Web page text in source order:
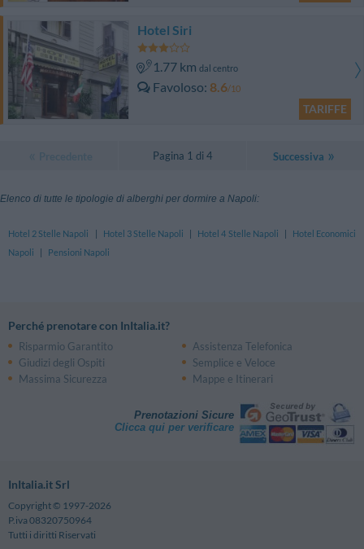
Hotel Siri
1.77 km dal centro
Favoloso 8.6/10
TARIFFE
Pagina 1 di 4 Successiva
Elenco di tutte le tipologie di alberghi per dormire a Napoli:
Hotel 2 Stelle Napoli Hotel 3 Stelle Napoli Hotel 4 Stelle Napoli
Hotel Economici
Napoli
Pensioni Napoli
Perché prenotare con InItalia.it?
Risparmio Garantito
Assistenza Telefonica
Giudizi degli Ospiti
Semplice e Veloce
Massima Sicurezza
Mappe e Itinerari
Prenotazioni Sicure
Clicca qui per verificare
InItalia.it Srl
Copyright © 1997-2026
P.iva 08320750964
Tutti i diritti Riservati